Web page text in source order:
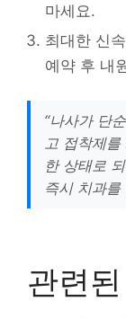
마세요.
최대한 신
예약 후 내
“나사가 단
고 접착제
한 상태로
즉시 치과를
관련